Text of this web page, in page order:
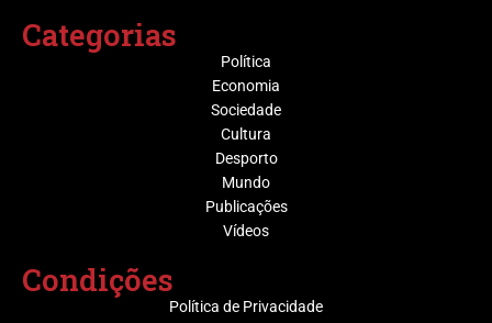
Categorias
Política
Economia
Sociedade
Cultura
Desporto
Mundo
Publicações
Vídeos
Condições
Política de Privacidade